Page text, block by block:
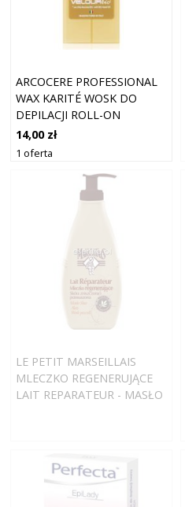
ARCOCERE PROFESSIONAL
WAX KARITÉ WOSK DO
DEPILACJI ROLL-ON
NAPEŁNIENIE 100 ML
14,00 zł
1 oferta
LE PETIT MARSEILLAIS
MLECZKO REGENERUJĄCE
LAIT REPARATEUR - MASŁO